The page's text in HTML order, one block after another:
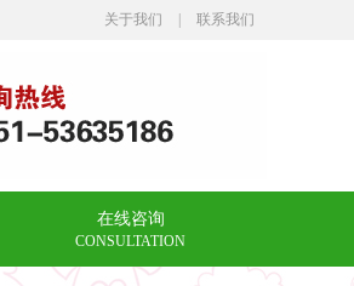
关于我们 联系我们
在线咨询
CONSULTATION